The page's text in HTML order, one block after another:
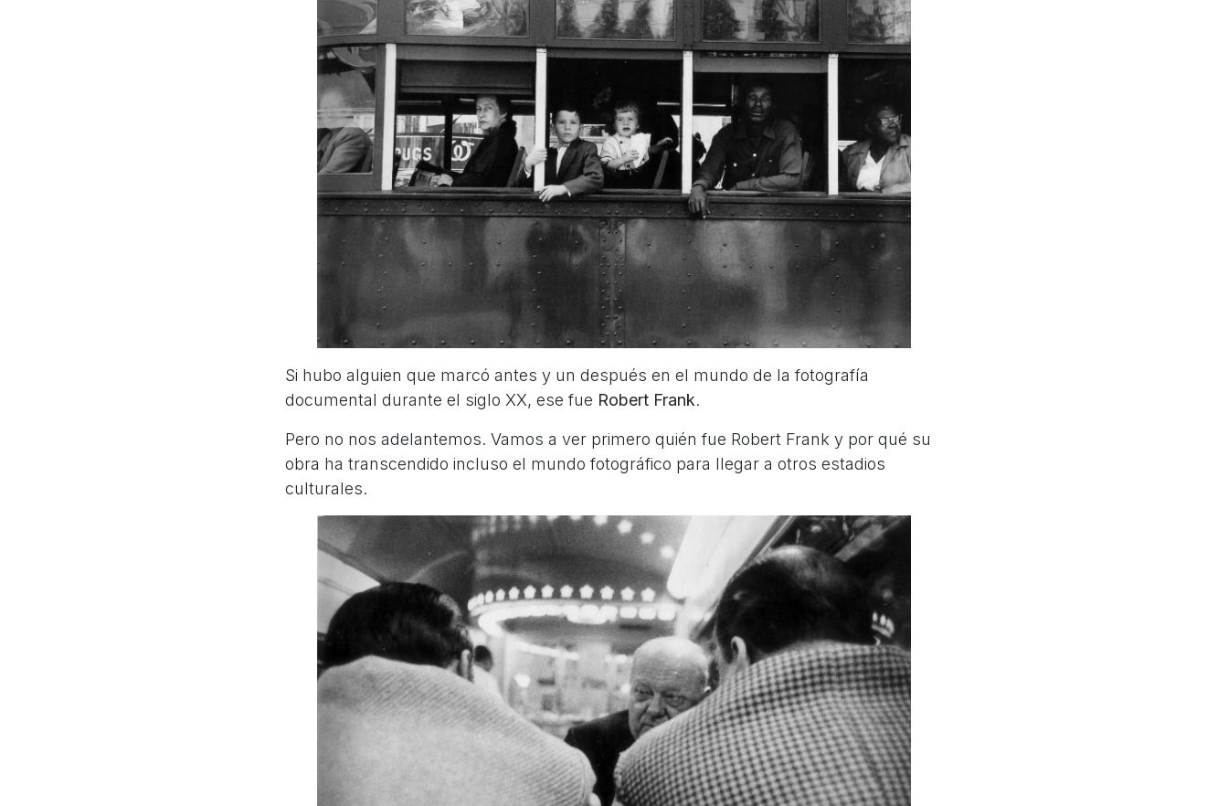
Si hubo alguien que marcó antes y un después en el mundo de la fotografía
documental durante el siglo XX, ese fue Robert Frank.
Pero no nos adelantemos. Vamos a ver primero quién fue Robert Frank y por qué su
obra ha transcendido incluso el mundo fotográfico para llegar a otros estadios
culturales.